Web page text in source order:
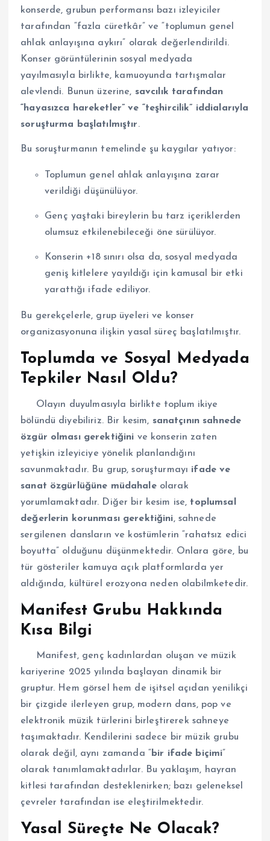
konserde, grubun performansı bazı izleyiciler
tarafından “fazla cüretkâr” ve “toplumun genel
ahlak anlayışına aykırı” olarak değerlendirildi.
Konser görüntülerinin sosyal medyada
yayılmasıyla birlikte, kamuoyunda tartışmalar
alevlendi. Bunun üzerine, savcılık tarafından
“hayasızca hareketler” ve “teşhircilik” iddialarıyla
soruşturma başlatılmıştır.
Bu soruşturmanın temelinde şu kaygılar yatıyor:
Toplumun genel ahlak anlayışına zarar
verildiği düşünülüyor.
Genç yaştaki bireylerin bu tarz içeriklerden
olumsuz etkilenebileceği öne sürülüyor.
Konserin +18 sınırı olsa da, sosyal medyada
geniş kitlelere yayıldığı için kamusal bir etki
yarattığı ifade ediliyor.
Bu gerekçelerle, grup üyeleri ve konser
organizasyonuna ilişkin yasal süreç başlatılmıştır.
Toplumda ve Sosyal Medyada
Tepkiler Nasıl Oldu?
Olayın duyulmasıyla birlikte toplum ikiye
bölündü diyebiliriz. Bir kesim, sanatçının sahnede
özgür olması gerektiğini ve konserin zaten
yetişkin izleyiciye yönelik planlandığını
savunmaktadır. Bu grup, soruşturmayı ifade ve
sanat özgürlüğüne müdahaleolarak
yorumlamaktadır. Diğer bir kesim ise, toplumsal
değerlerin korunması gerektiğini, sahnede
sergilenen dansların ve kostümlerin “rahatsız edici
boyutta” olduğunu düşünmektedir. Onlara göre, bu
tür gösteriler kamuya açık platformlarda yer
aldığında, kültürel erozyona neden olabilmketedir.
Manifest Grubu Hakkında
Kısa Bilgi
Manifest, genç kadınlardan oluşan ve müzik
kariyerine 2025 yılında başlayan dinamik bir
gruptur. Hem görsel hem de işitsel açıdan yenilikçi
bir çizgide ilerleyen grup, modern dans, pop ve
elektronik müzik türlerini birleştirerek sahneye
taşımaktadır. Kendilerini sadece bir müzik grubu
olarak değil, aynı zamanda “ bir ifade biçimi”
olarak tanımlamaktadırlar. Bu yaklaşım, hayran
kitlesi tarafından desteklenirken; bazı geleneksel
çevreler tarafından ise eleştirilmektedir.
Yasal Süreçte Ne Olacak?